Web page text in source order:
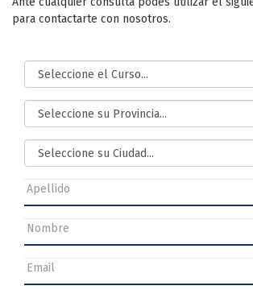
para contactarte con nosotros.